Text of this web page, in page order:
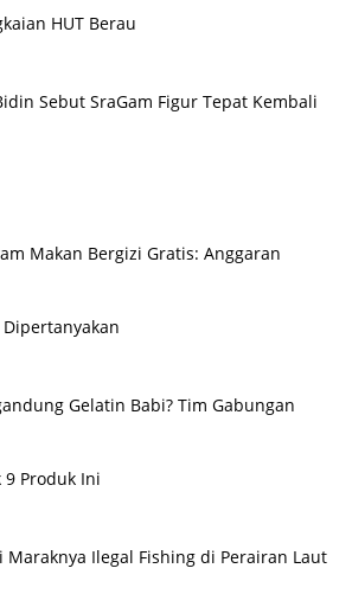
HUT Berau
Sebut SraGam Figur Tepat Kembali
Makan Bergizi Gratis: Anggaran
Gelatin Babi? Tim Gabungan
9 Produk Ini
Maraknya Ilegal Fishing di Perairan Laut